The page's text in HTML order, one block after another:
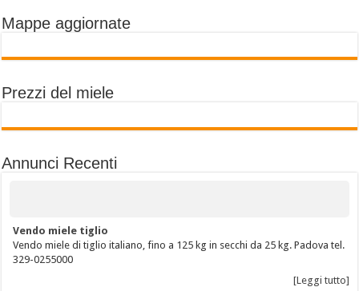
Mappe aggiornate
Prezzi del miele
Annunci Recenti
Vendo miele tiglio
Vendo miele di tiglio italiano, fino a 125 kg in secchi da 25 kg. Padova tel.
329-0255000
[Leggi tutto]